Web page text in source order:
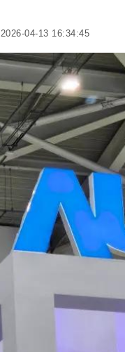
2026-04-13 16:34:45